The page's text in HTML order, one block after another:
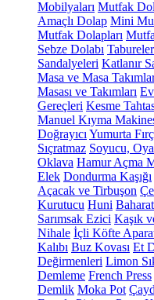
Mobilyaları Mutfak
Amaçlı Dolap Mini
Mutfak Dolapları
Sebze Dolabı Tabureler
Sandalyeleri Katlanır
Masa ve Masa
Masası ve Takımları
Gereçleri Kesme
Manuel Kıyma
Doğrayıcı Yumurta
Sıçratmaz Soyucu,
Oklava Hamur Açma
Elek Dondurma Kaşığı
Açacak ve Tirbuşon
Kurutucu Huni
Sarımsak Ezici Kaşık
Nihale İçli Köfte
Kalıbı Buz Kovası Et
Değirmenleri Limon
Demleme French Press
Demlik Moka Pot